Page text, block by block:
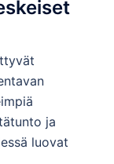
ja
luovat